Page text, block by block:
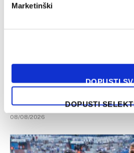
Marketinški
DOPUSTI
DOPUSTI
Kenan Kodro blizu novog
08/08/2026